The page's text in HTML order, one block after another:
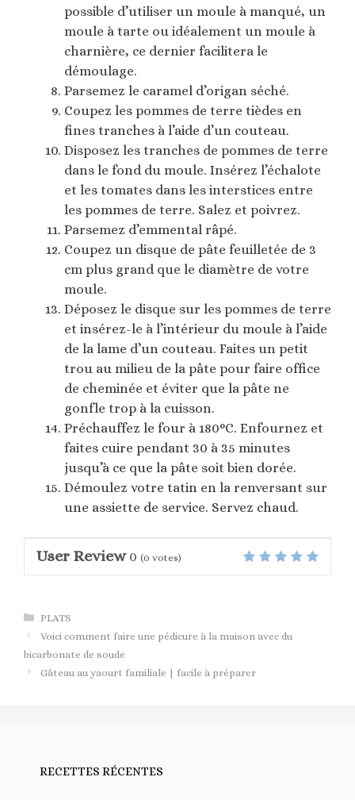
possible d’utiliser un moule à manqué, un
moule à tarte ou idéalement un moule à
charnière, ce dernier facilitera le
démoulage.
Parsemez le caramel d’origan séché.
Coupez les pommes de terre tièdes en
fines tranches à l’aide d’un couteau.
Disposez les tranches de pommes de terre
dans le fond du moule. Insérez l’échalote
et les tomates dans les interstices entre
les pommes de terre. Salez et poivrez.
Parsemez d’emmental râpé.
Coupez un disque de pâte feuilletée de 3
cm plus grand que le diamètre de votre
moule.
Déposez le disque sur les pommes de terre
et insérez-le à l’intérieur du moule à l’aide
de la lame d’un couteau. Faites un petit
trou au milieu de la pâte pour faire office
de cheminée et éviter que la pâte ne
gonfle trop à la cuisson.
Préchauffez le four à 180°C. Enfournez et
faites cuire pendant 30 à 35 minutes
jusqu’à ce que la pâte soit bien dorée.
Démoulez votre tatin en la renversant sur
une assiette de service. Servez chaud.
User Review 0 (0 votes)
Catégories
PLATS
Voici comment faire une pédicure à la maison avec du
bicarbonate de soude
Gâteau au yaourt familiale | facile à préparer
RECETTES RÉCENTES